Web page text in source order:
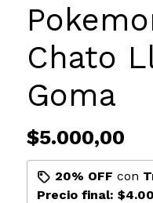
Chato
Goma
$5.000,00
20% OFF con
Precio final: